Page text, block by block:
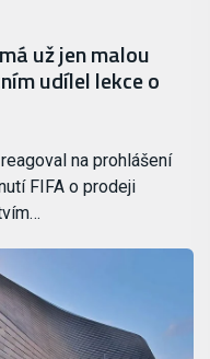
už jen malou
udílel lekce o
na prohlášení
FIFA o prodeji